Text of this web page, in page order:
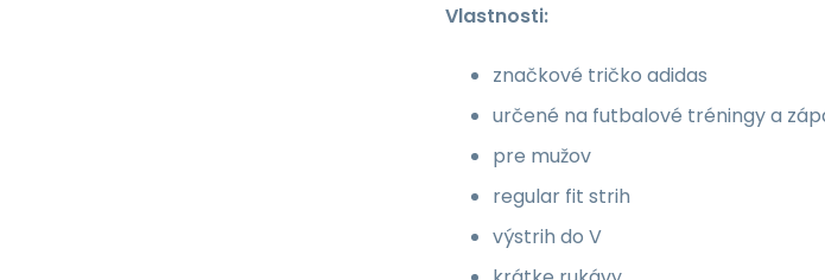
Vlastnosti:
značkové tričko adidas
určené na futbalové tréningy a
pre mužov
regular fit strih
výstrih do V